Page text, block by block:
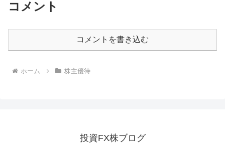
コメント
コメントを書き込む
ホーム 株主優待
投資FX株ブログ